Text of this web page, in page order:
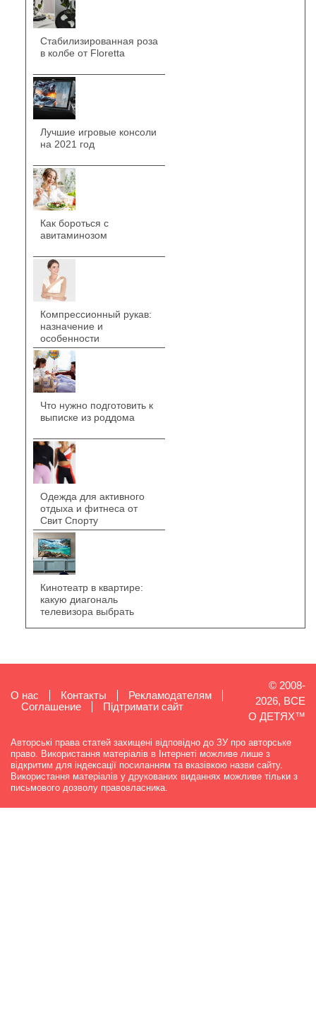
Стабилизированная роза
в колбе от Floretta
Лучшие игровые консоли
на 2021 год
Как бороться с
авитаминозом
Компрессионный рукав:
назначение и
особенности
Что нужно подготовить к
выписке из роддома
Одежда для активного
отдыха и фитнеса от
Свит Спорту
Кинотеатр в квартире:
какую диагональ
телевизора выбрать
О нас Контакты
Рекламодателям
Cоглашение
Підтримати сайт
© 2008-
2026, ВСЕ
О ДЕТЯХ™
Авторські права статей захищені відповідно до ЗУ про авторське
право. Використання матеріалів в Інтернеті можливе лише з
відкритим для індексації посиланням та вказівкою назви сайту.
Використання матеріалів у друкованих виданнях можливе тільки з
письмового дозволу правовласника.